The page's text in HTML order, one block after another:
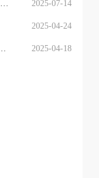
2025-07-14
2025-04-24
2025-04-18